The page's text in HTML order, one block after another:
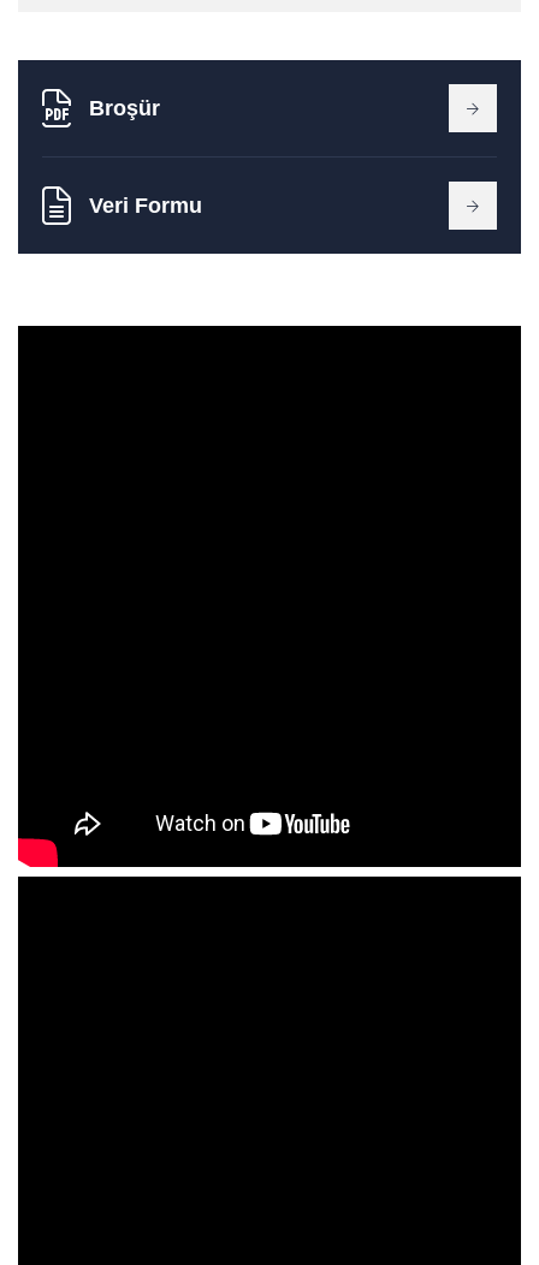
Broşür
Veri Formu